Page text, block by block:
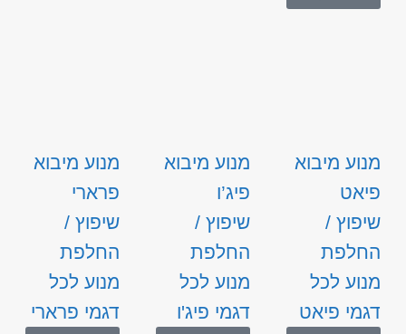
מנוע מיבוא
פיאט
שיפוץ /
החלפת
מנוע לכל
דגמי פיאט
מנוע מיבוא
פיג’ו
שיפוץ /
החלפת
מנוע לכל
דגמי פיג'ו
מנוע מיבוא
פרארי
שיפוץ /
החלפת
מנוע לכל
דגמי פרארי